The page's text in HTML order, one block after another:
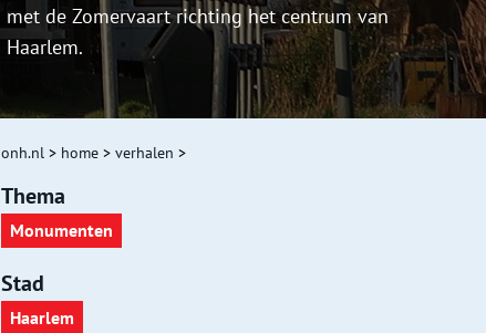
met de Zomervaart richting het centrum van
Haarlem.
onh.nl > home > verhalen >
Thema
Monumenten
Stad
Haarlem